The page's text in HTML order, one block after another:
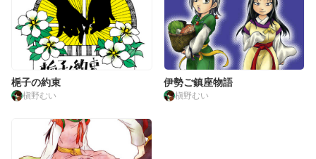
梔子の約束
槇野むい
伊勢ご鎮座物語
槇野むい